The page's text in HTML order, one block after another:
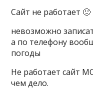
Сайт не работает 🙂
невозможно
а по телефону
погоды
Не работает сайт
чем дело.